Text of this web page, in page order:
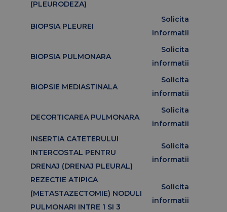
(PLEURODEZA)
BIOPSIA PLEUREI
Solicita
informatii
BIOPSIA PULMONARA
Solicita
informatii
BIOPSIE MEDIASTINALA
Solicita
informatii
DECORTICAREA PULMONARA
Solicita
informatii
INSERTIA CATETERULUI
INTERCOSTAL PENTRU
DRENAJ (DRENAJ PLEURAL)
Solicita
informatii
REZECTIE ATIPICA
(METASTAZECTOMIE) NODULI
PULMONARI INTRE 1 SI 3
Solicita
informatii